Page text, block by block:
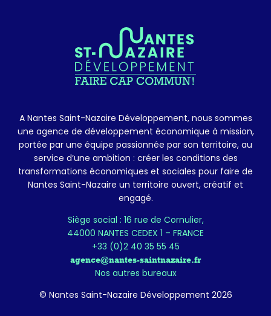
A Nantes Saint-Nazaire Développement, nous sommes
une agence de développement économique à mission,
portée par une équipe passionnée par son territoire, au
service d’une ambition : créer les conditions des
transformations économiques et sociales pour faire de
Nantes Saint-Nazaire un territoire ouvert, créatif et
engagé.
Siège social : 16 rue de Cornulier,
44000 NANTES CEDEX 1 – FRANCE
+33 (0)2 40 35 55 45
agence@nantes-saintnazaire.fr
Nos autres bureaux
© Nantes Saint-Nazaire Développement 2026